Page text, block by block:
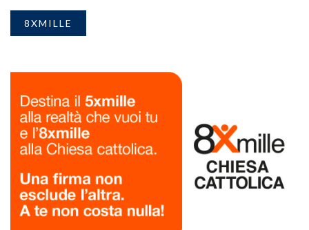
8XMILLE